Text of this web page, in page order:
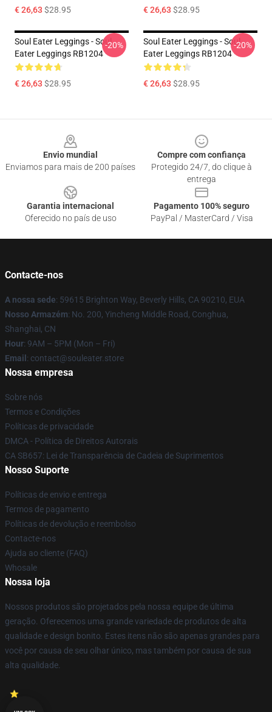
€ 26,63 $28.95 € 26,63 $28.95
Soul Eater Leggings - Soul
Eater Leggings RB1204
€ 26,63 $28.95
-20%
Soul Eater Leggings - Soul
Eater Leggings RB1204
€ 26,63 $28.95
-20%
Envio mundial
Enviamos para mais de 200 países
Compre com confiança
Protegido 24/7, do clique à
entrega
Garantia internacional
Oferecido no país de uso
Pagamento 100% seguro
PayPal / MasterCard / Visa
Contacte-nos
A nossa sede: 59615 Brighton Way, Beverly Hills, CA 90210, EUA
Nosso Armazém: No. 200, Yincheng Middle Road, Conghua,
Shanghai, CN
Hour: 9AM – 5PM (Mon – Fri)
Email : contact@souleater.store
Nossa empresa
Sobre nós
Termos e Condições
Políticas de privacidade
DMCA - Política de Direitos Autorais
CA SB657: Lei de Transparência de Cadeia de Suprimentos
Nosso Suporte
Políticas de envio e entrega
Termos de pagamento
Políticas de devolução e reembolso
Contacte-nos
Ajuda ao cliente (FAQ)
Whosale
Nossa loja
Nossos produtos são projetados pela nossa equipe de última
geração. Oferecemos uma grande variedade de produtos de alta
qualidade e design bonito. Estes itens não são apenas grandes para
você por causa de seu olhar único, mas também por causa de sua
alta qualidade.